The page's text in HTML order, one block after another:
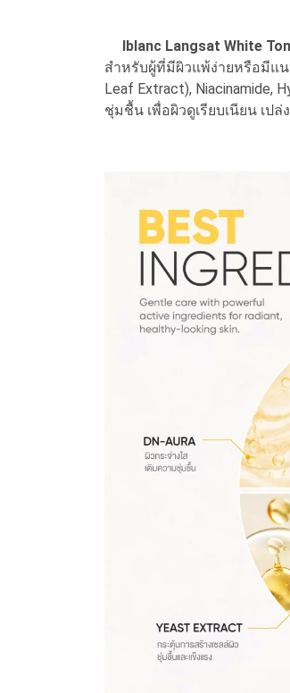
Iblanc Langsat White
สำหรับผู้ที่มีผิวแพ้ง่ายหรือมีแ
Leaf Extract), Niacinamide,
ชุ่มชื้น เพื่อผิวดูเรียบเนียน เ